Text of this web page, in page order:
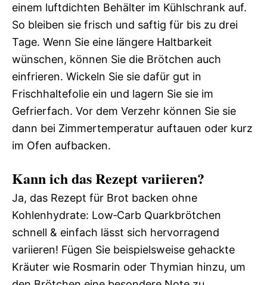
einem luftdichten Behälter im Kühlschrank auf.
So bleiben sie frisch und saftig für bis zu drei
Tage. Wenn Sie eine längere Haltbarkeit
wünschen, können Sie die Brötchen auch
einfrieren. Wickeln Sie sie dafür gut in
Frischhaltefolie ein und lagern Sie sie im
Gefrierfach. Vor dem Verzehr können Sie sie
dann bei Zimmertemperatur auftauen oder kurz
im Ofen aufbacken.
Kann ich das Rezept variieren?
Ja, das Rezept für Brot backen ohne
Kohlenhydrate: Low‑Carb Quarkbrötchen
schnell & einfach lässt sich hervorragend
variieren! Fügen Sie beispielsweise gehackte
Kräuter wie Rosmarin oder Thymian hinzu, um